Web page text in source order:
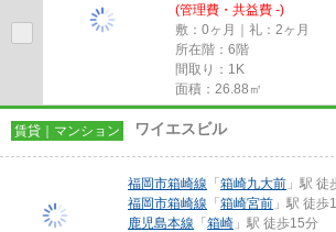
(管理費・共益費 -)
敷：0ヶ月｜礼：2ヶ月
所在階：6階
間取り：1K
面積：26.88㎡
賃貸｜マンション ワイエスビル
福岡市箱崎線 「箱崎九大前 」駅 徒
福岡市箱崎線 「箱崎宮前 」駅 徒歩
鹿児島本線 「箱崎 」駅 徒歩15分